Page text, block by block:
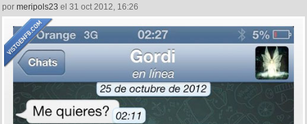
por meripols23 el 31 oct 2012, 16:26